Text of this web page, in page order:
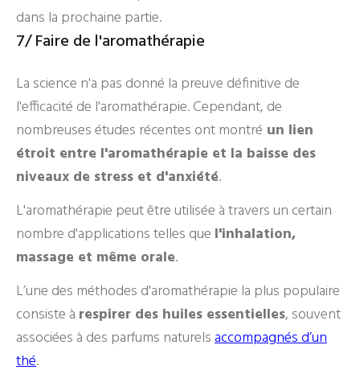
dans la prochaine partie.
7/ Faire de l'aromathérapie
La science n'a pas donné la preuve définitive de
l'efficacité de l'aromathérapie. Cependant, de
nombreuses études récentes ont montré un lien
étroit entre l'aromathérapie et la baisse des
niveaux de stress et d'anxiété.
L'aromathérapie peut être utilisée à travers un certain
nombre d'applications telles que l'inhalation,
massage et même orale.
L’une des méthodes d'aromathérapie la plus populaire
consiste à respirer des huiles essentielles, souvent
associées à des parfums naturelsaccompagnés d’un
thé.